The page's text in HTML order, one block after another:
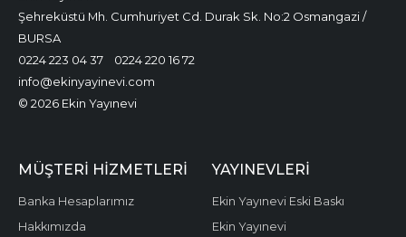
Şehreküstü Mh. Cumhuriyet Cd. Durak Sk. No:2 Osmangazi /
BURSA
0224 223 04 37
0224 220 16 72
info@ekinyayinevi.com
© 2026 Ekin Yayınevi
MÜŞTERI HIZMETLERI
Banka Hesaplarımız
Hakkımızda
YAYINEVLERI
Ekin Yayınevi Eski Baskı
Ekin Yayınevi